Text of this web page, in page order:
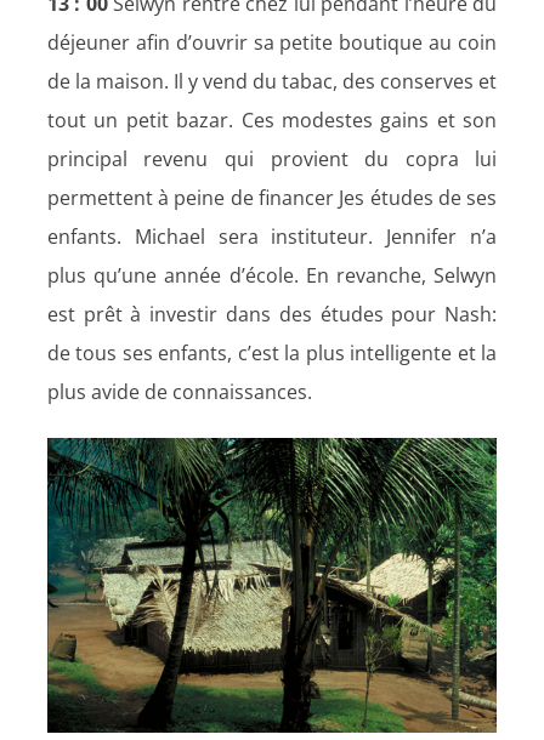
déjeuner afin d’ouvrir sa petite boutique au coin
de la maison. Il y vend du tabac, des conserves et
tout un petit bazar. Ces modestes gains et son
principal revenu qui provient du copra lui
permettent à peine de financer Jes études de ses
enfants. Michael sera instituteur. Jennifer n’a
plus qu’une année d’école. En revanche, Selwyn
est prêt à investir dans des études pour Nash:
de tous ses enfants, c’est la plus intelligente et la
plus avide de connaissances.